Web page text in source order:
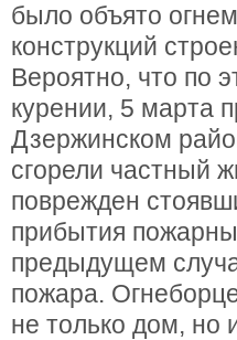
было объято
конструкций
Вероятно, что по
курении, 5 марта
Дзержинском
сгорели частный
поврежден
прибытия
предыдущем
пожара.
не только дом, но